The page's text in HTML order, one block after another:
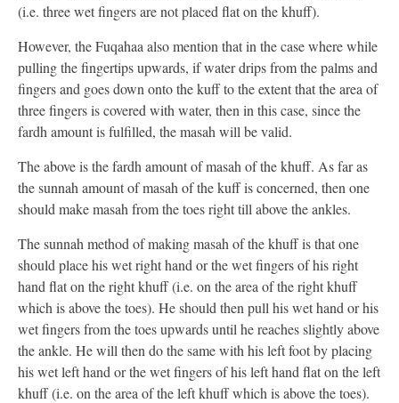
(i.e. three wet fingers are not placed flat on the khuff).
However, the Fuqahaa also mention that in the case where while
pulling the fingertips upwards, if water drips from the palms and
fingers and goes down onto the kuff to the extent that the area of
three fingers is covered with water, then in this case, since the
fardh amount is fulfilled, the masah will be valid.
The above is the fardh amount of masah of the khuff. As far as
the sunnah amount of masah of the kuff is concerned, then one
should make masah from the toes right till above the ankles.
The sunnah method of making masah of the khuff is that one
should place his wet right hand or the wet fingers of his right
hand flat on the right khuff (i.e. on the area of the right khuff
which is above the toes). He should then pull his wet hand or his
wet fingers from the toes upwards until he reaches slightly above
the ankle. He will then do the same with his left foot by placing
his wet left hand or the wet fingers of his left hand flat on the left
khuff (i.e. on the area of the left khuff which is above the toes).